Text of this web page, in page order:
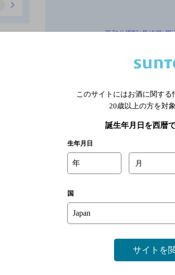
平和公園駅(長崎県)周
※
関連ペ
業時間などの掲載情報については、
このサイトにはお酒に関する
20歳以上の方を対
誕生年月日を西暦
生年月日
年 月
国
サイトを